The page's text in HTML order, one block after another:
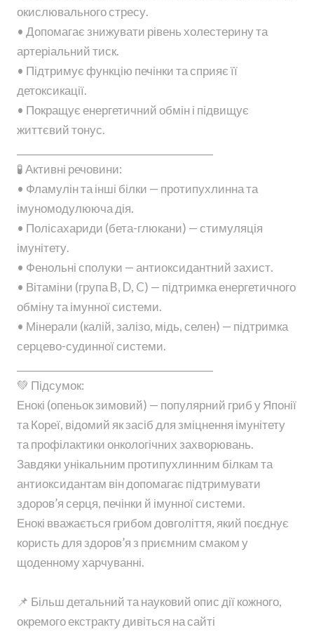
окислювального стресу.
• Допомагає знижувати рівень холестерину та
артеріальний тиск.
• Підтримує функцію печінки та сприяє її
детоксикації.
• Покращує енергетичний обмін і підвищує
життєвий тонус.
🧪 Активні речовини:
• Фламулін та інші білки — протипухлинна та
імуномодулююча дія.
• Полісахариди (бета-глюкани) — стимуляція
імунітету.
• Фенольні сполуки — антиоксидантний захист.
• Вітаміни (група B, D, C) — підтримка енергетичного
обміну та імунної системи.
• Мінерали (калій, залізо, мідь, селен) — підтримка
серцево-судинної системи.
💚 Підсумок:
Енокі (опеньок зимовий) — популярний гриб у Японії
та Кореї, відомий як засіб для зміцнення імунітету
та профілактики онкологічних захворювань.
Завдяки унікальним протипухлинним білкам та
антиоксидантам він допомагає підтримувати
здоров’я серця, печінки й імунної системи.
Енокі вважається грибом довголіття, який поєднує
користь для здоров’я з приємним смаком у
щоденному харчуванні.
📌 Більш детальний та науковий опис дії кожного,
окремого екстракту дивіться на сайті